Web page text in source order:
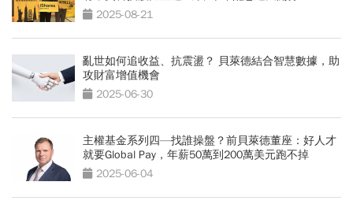
2025-08-21
亂世如何追收益、抗震盪？ 貝萊德結合智慧數據，助
攻財富增值機會
2025-06-30
主權基金系列四—找誰操盤？前貝萊德董座：好人才
就要Global Pay，年薪50萬到200萬美元跑不掉
2025-06-04